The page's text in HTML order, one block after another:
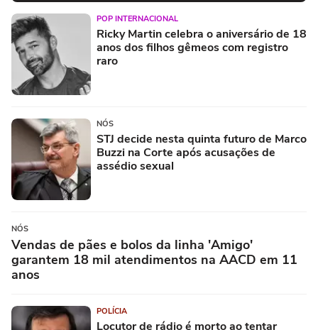
POP INTERNACIONAL
Ricky Martin celebra o aniversário de 18
anos dos filhos gêmeos com registro
raro
NÓS
STJ decide nesta quinta futuro de Marco
Buzzi na Corte após acusações de
assédio sexual
NÓS
Vendas de pães e bolos da linha 'Amigo'
garantem 18 mil atendimentos na AACD em 11
anos
POLÍCIA
Locutor de rádio é morto ao tentar